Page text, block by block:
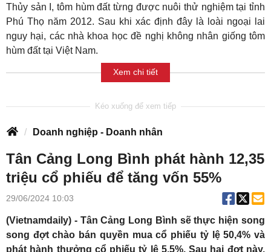
Thủy sản I, tôm hùm đất từng được nuôi thử nghiệm tại tỉnh
Phú Thọ năm 2012. Sau khi xác định đây là loài ngoại lai
nguy hại, các nhà khoa học đề nghị không nhân giống tôm
hùm đất tại Việt Nam.
Xem chi tiết
Doanh nghiệp - Doanh nhân
Tân Cảng Long Bình phát hành 12,35
triệu cổ phiếu để tăng vốn 55%
29/06/2024 10:03
(Vietnamdaily) - Tân Cảng Long Bình sẽ thực hiện song
song đợt chào bán quyền mua cổ phiếu tỷ lệ 50,4% và
phát hành thưởng cổ phiếu tỷ lệ 5,5%. Sau hai đợt này,